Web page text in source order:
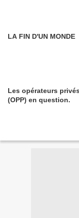
LA FIN D'UN MONDE
Les opérateurs
(OPP) en question.